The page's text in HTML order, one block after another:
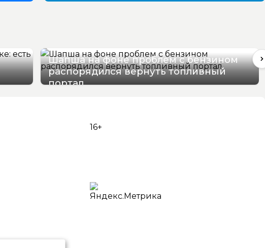
Шапша на фоне проблем с бензином
распорядился вернуть топливный
портал
16+